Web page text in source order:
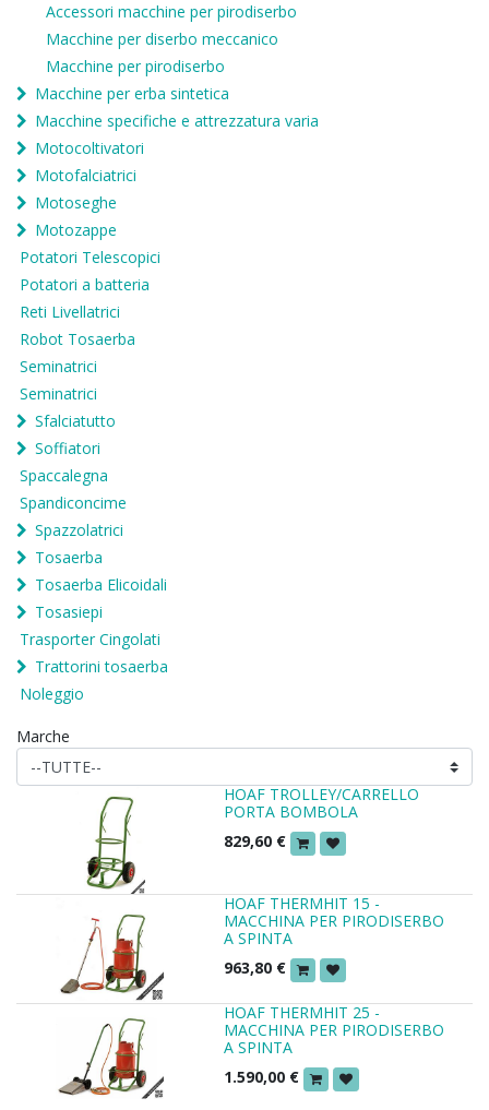
Accessori macchine per pirodiserbo
Macchine per diserbo meccanico
Macchine per pirodiserbo
Macchine per erba sintetica
Macchine specifiche e attrezzatura varia
Motocoltivatori
Motofalciatrici
Motoseghe
Motozappe
Potatori Telescopici
Potatori a batteria
Reti Livellatrici
Robot Tosaerba
Seminatrici
Seminatrici
Sfalciatutto
Soffiatori
Spaccalegna
Spandiconcime
Spazzolatrici
Tosaerba
Tosaerba Elicoidali
Tosasiepi
Trasporter Cingolati
Trattorini tosaerba
Noleggio
Marche
HOAF TROLLEY/CARRELLO
PORTA BOMBOLA
829,60 €
HOAF THERMHIT 15 -
MACCHINA PER PIRODISERBO
A SPINTA
963,80 €
HOAF THERMHIT 25 -
MACCHINA PER PIRODISERBO
A SPINTA
1.590,00 €